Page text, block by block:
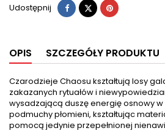
Udostępnij Udostępnij
TweetujPinterest
OPIS SZCZEGÓŁY PRODUKTU
Czarodzieje Chaosu kształtują losy
zakazanych rytuałów i
wysadzającą duszę energię osnowy w
podmuchy płomieni, kształtując
pomocą jedynie przepełnionej